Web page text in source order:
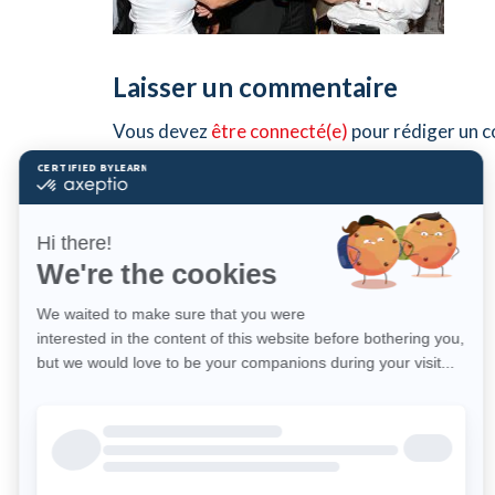
Laisser un commentaire
Vous devezêtre connecté(e) pour rédiger un